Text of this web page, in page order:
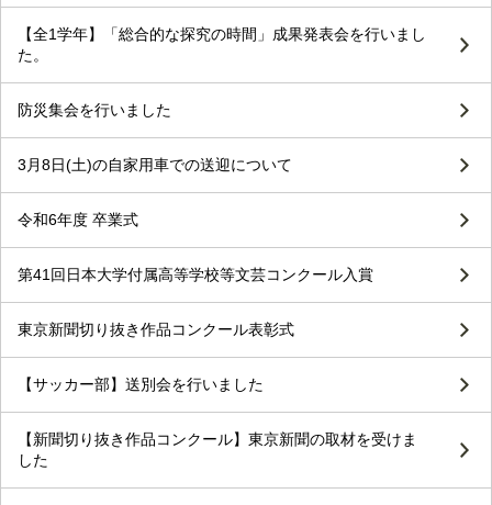
【全1学年】「総合的な探究の時間」成果発表会を行いまし
た。
防災集会を行いました
3月8日(土)の自家用車での送迎について
令和6年度 卒業式
第41回日本大学付属高等学校等文芸コンクール入賞
東京新聞切り抜き作品コンクール表彰式
【サッカー部】送別会を行いました
【新聞切り抜き作品コンクール】東京新聞の取材を受けま
した